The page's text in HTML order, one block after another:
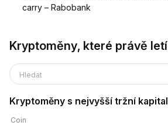
carry – Rabobank
Kryptoměny, které právě letí
Hledat
Kryptoměny s nejvyšší tržní
Coin